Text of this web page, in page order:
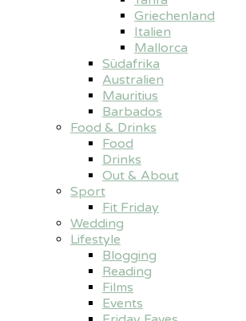
Griechenland
Italien
Mallorca
Südafrika
Australien
Mauritius
Barbados
Food & Drinks
Food
Drinks
Out & About
Sport
Fit Friday
Wedding
Lifestyle
Blogging
Reading
Films
Events